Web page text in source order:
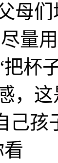
母
量
杯
，
己孩